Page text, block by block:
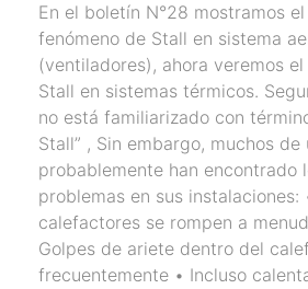
En el boletín N°28 mostramos
fenómeno de Stall en sistema
(ventiladores), ahora veremos
Stall en sistemas térmicos.
no está familiarizado con
Stall” , Sin embargo, muchos de
probablemente han encontrado
problemas en sus instalaciones:
calefactores se rompen a
Golpes de ariete dentro del
frecuentemente • Incluso